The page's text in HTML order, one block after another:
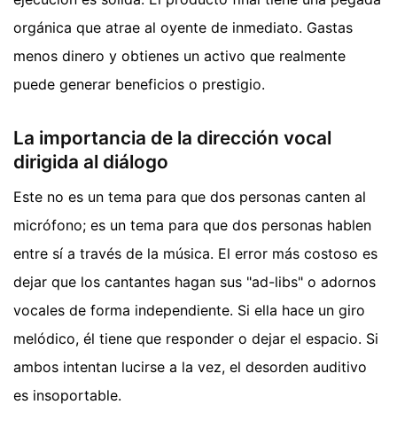
orgánica que atrae al oyente de inmediato. Gastas
menos dinero y obtienes un activo que realmente
puede generar beneficios o prestigio.
La importancia de la dirección vocal
dirigida al diálogo
Este no es un tema para que dos personas canten al
micrófono; es un tema para que dos personas hablen
entre sí a través de la música. El error más costoso es
dejar que los cantantes hagan sus "ad-libs" o adornos
vocales de forma independiente. Si ella hace un giro
melódico, él tiene que responder o dejar el espacio. Si
ambos intentan lucirse a la vez, el desorden auditivo
es insoportable.